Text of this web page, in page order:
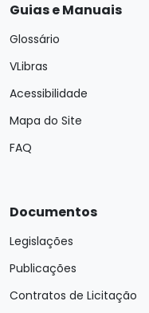
Guias e Manuais
Glossário
VLibras
Acessibilidade
Mapa do Site
FAQ
Documentos
Legislações
Publicações
Contratos de Licitação